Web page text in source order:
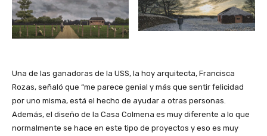
Una de las ganadoras de la USS, la hoy arquitecta, Francisca
Rozas, señaló que “me parece genial y más que sentir felicidad
por uno misma, está el hecho de ayudar a otras personas.
Además, el diseño de la Casa Colmena es muy diferente a lo que
normalmente se hace en este tipo de proyectos y eso es muy